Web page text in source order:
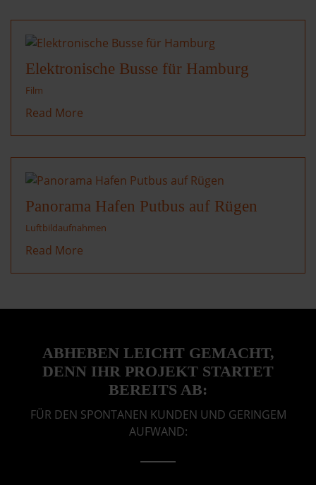
Elektronische Busse für Hamburg
Film
Read More
Panorama Hafen Putbus auf Rügen
Luftbildaufnahmen
Read More
ABHEBEN LEICHT GEMACHT,
DENN IHR PROJEKT STARTET
BEREITS AB:
FÜR DEN SPONTANEN KUNDEN UND GERINGEM
AUFWAND: